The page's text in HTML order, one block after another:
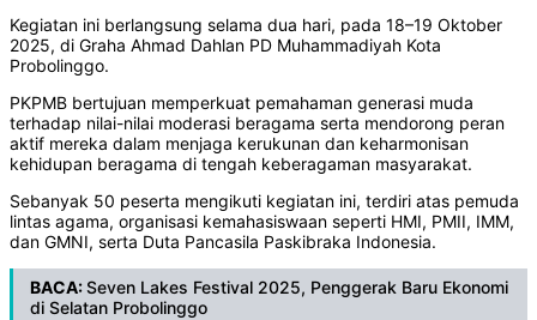
Kegiatan ini berlangsung selama dua hari, pada 18–19 Oktober
2025, di Graha Ahmad Dahlan PD Muhammadiyah Kota
Probolinggo.
PKPMB bertujuan memperkuat pemahaman generasi muda
terhadap nilai-nilai moderasi beragama serta mendorong peran
aktif mereka dalam menjaga kerukunan dan keharmonisan
kehidupan beragama di tengah keberagaman masyarakat.
Sebanyak 50 peserta mengikuti kegiatan ini, terdiri atas pemuda
lintas agama, organisasi kemahasiswaan seperti HMI, PMII, IMM,
dan GMNI, serta Duta Pancasila Paskibraka Indonesia.
BACA:Seven Lakes Festival 2025, Penggerak Baru Ekonomi
di Selatan Probolinggo